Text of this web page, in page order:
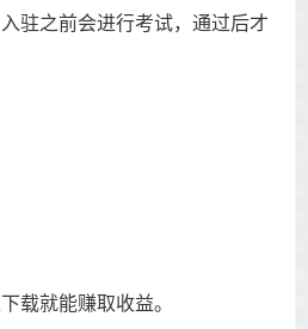
驻之前会进行考试，通过后才
载就能赚取收益。